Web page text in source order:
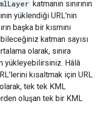
katmanın sınırının
yüklendiği URL'nin
başka bir kısmını
katman sayısı
olarak, sınıra
yükleyebilirsiniz. Hâlâ
kısaltmak için URL
olarak, tek tek KML
oluşan tek bir KML